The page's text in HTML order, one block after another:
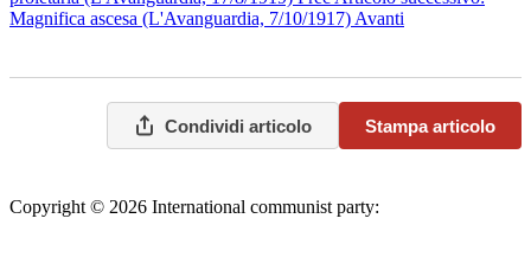
Magnifica ascesa (L'Avanguardia, 7/10/1917) Avanti
Condividi articolo Stampa articolo
Copyright © 2026 International communist party: